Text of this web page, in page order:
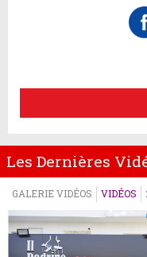
Les Dernières
GALERIE VIDÉOS VIDÉOS